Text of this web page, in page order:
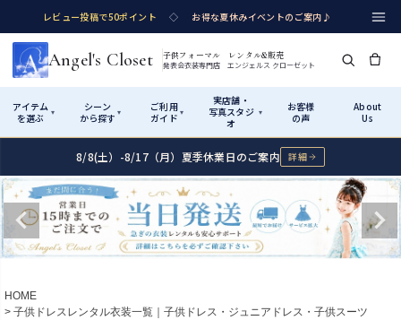
レビュー投稿で50ポイント ◇ お得な夏休みイベントのご案内♪
Angel's Closet 子供フォーマル レンタル&販売
発表会衣装専門店 エンジェルス クローゼット
アイテム
を選ぶ
▾
シーン
から探す ▾
ご利用
ガイド ▾
実店舗・
写真スタジ
オ
▾
お客様
の声
About
Us
Shop by Category アイテムから探す
カテゴリ詳細→ サイズで選ぶ
Rentalレンタル
Shop by Occasion シーンから探す
性別・サイズで絞り込む
How It Works ご利用ガイド
Start はじめに
01
Visit Us 実店舗・写真スタジオ
8/8(土）-8/17（月）夏季休業日のご案内 詳細
HOME
子供ドレスレンタル衣装一覧｜子供ドレス・ジュニアドレス・子供スーツ